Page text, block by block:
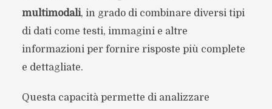
multimodali, in grado di combinare diversi tipi
di dati come testi, immagini e altre
informazioni per fornire risposte più complete
e dettagliate.
Questa capacità permette di analizzare